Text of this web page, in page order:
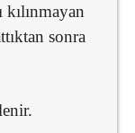
sonra